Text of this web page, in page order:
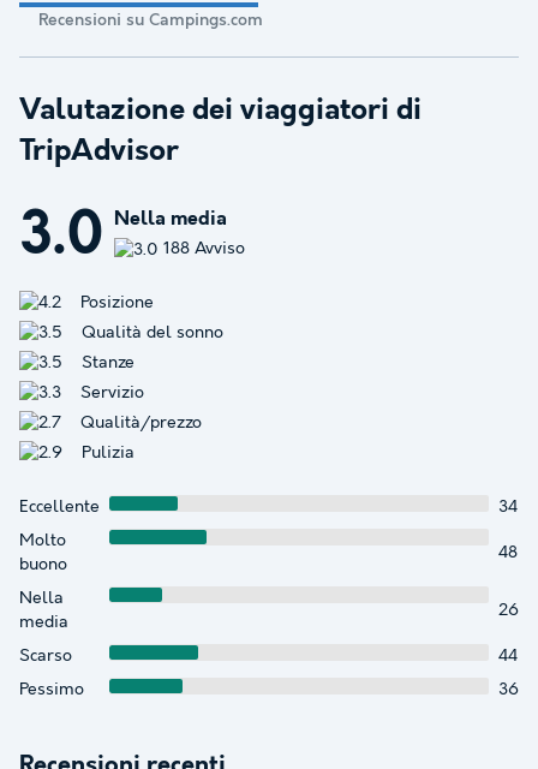
Recensioni su Campings.com
Valutazione dei viaggiatori di
TripAdvisor
3.0 Nella media
188 Avviso
Posizione
Qualità del sonno
Stanze
Servizio
Qualità/prezzo
Pulizia
Eccellente
34
Molto
buono
48
Nella
media
26
Scarso
44
Pessimo
36